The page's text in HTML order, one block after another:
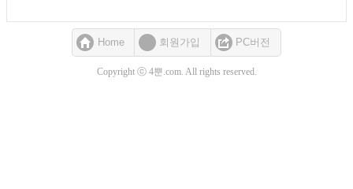
Home 회원가입 PC버전
Copyright ⓒ 4뿐.com. All rights reserved.